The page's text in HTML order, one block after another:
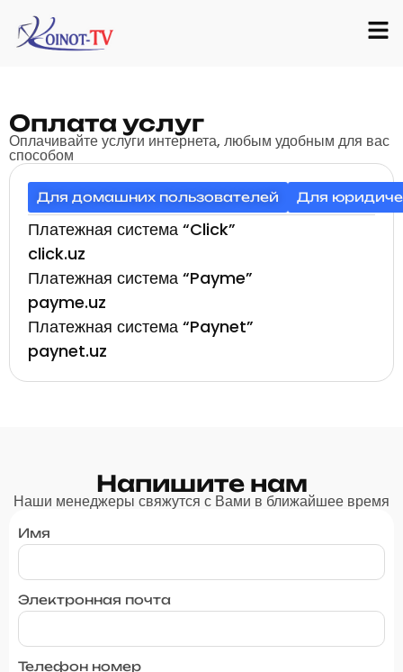
Оплата услуг
Оплачивайте услуги интернета, любым удобным для вас
способом
Для домашних пользователей Для
Платежная система “Click”
click.uz
Платежная система “Payme”
payme.uz
Платежная система “Paynet”
paynet.uz
Напишите нам
Наши менеджеры свяжутся с Вами в ближайшее время
Имя
Электронная почта
Телефон номер